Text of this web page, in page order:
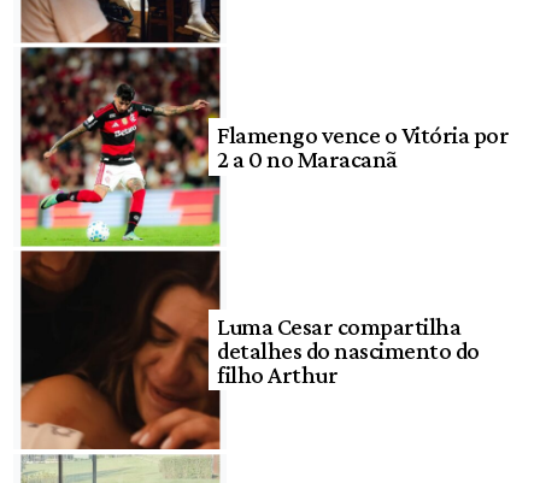
Flamengo vence o Vitória por
2 a 0 no Maracanã
Luma Cesar compartilha
detalhes do nascimento do
filho Arthur